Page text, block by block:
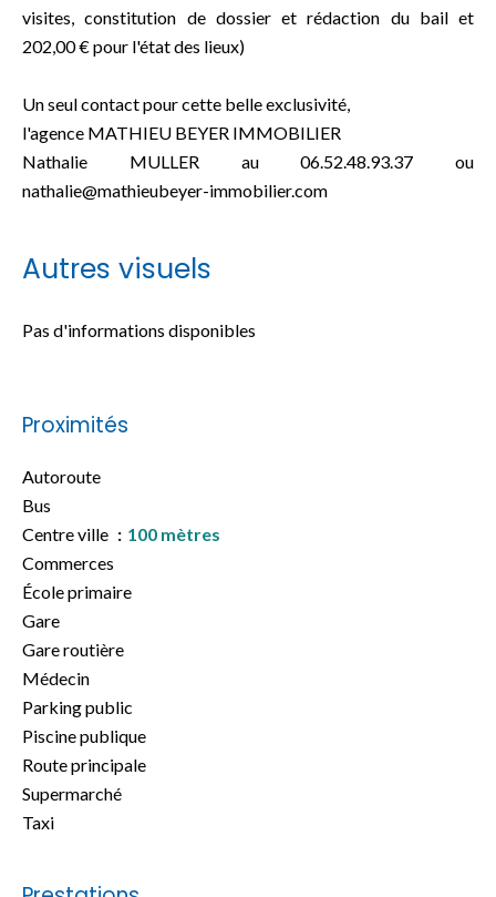
visites, constitution de dossier et rédaction du bail et
202,00 € pour l'état des lieux)
Un seul contact pour cette belle exclusivité,
l'agence MATHIEU BEYER IMMOBILIER
Nathalie MULLER au 06.52.48.93.37 ou
nathalie@mathieubeyer-immobilier.com
Autres visuels
Pas d'informations disponibles
Proximités
Autoroute
Bus
Centre ville
100 mètres
Commerces
École primaire
Gare
Gare routière
Médecin
Parking public
Piscine publique
Route principale
Supermarché
Taxi